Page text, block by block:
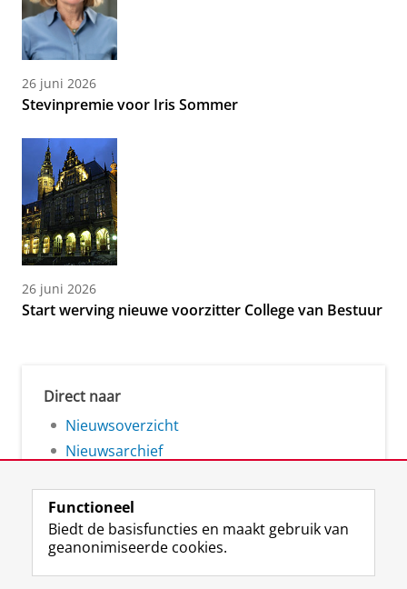
26 juni 2026
Stevinpremie voor Iris Sommer
26 juni 2026
Start werving nieuwe voorzitter College van Bestuur
Direct naar
Nieuwsoverzicht
Nieuwsarchief
Volg de RUG
F
L
R I
Y
Functioneel
Biedt de basisfuncties en maakt gebruik van
geanonimiseerde cookies.